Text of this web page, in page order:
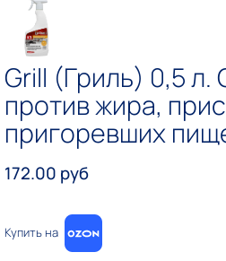
Grill (Гриль) 0,5 л.
против жира,
пригоревших
172.00 руб
Купить на